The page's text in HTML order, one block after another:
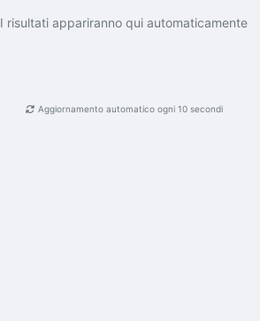
I risultati appariranno qui automaticamente
Aggiornamento automatico ogni 10 secondi